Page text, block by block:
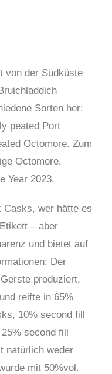
von der Südküste
Sorten her:
peated Port
Octomore. Zum
Octomore,
Year 2023.
Casks, wer hätte es
– aber
und bietet auf
Der
produziert,
reifte in 65%
10% second fill
second fill
natürlich weder
mit 50%vol.